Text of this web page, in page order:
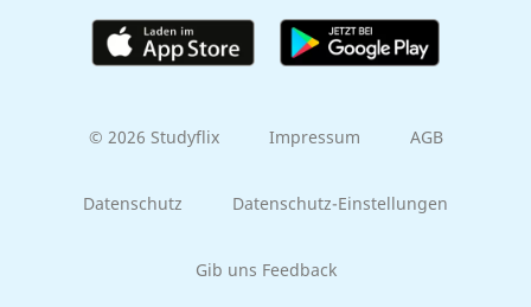
© 2026 Studyflix Impressum AGB
Datenschutz Datenschutz-Einstellungen
Gib uns Feedback